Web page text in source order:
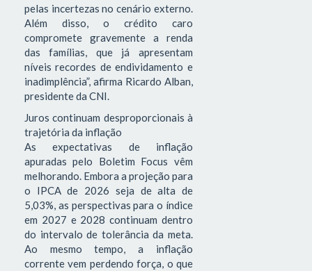
pelas incertezas no cenário externo.
Além disso, o crédito caro
compromete gravemente a renda
das famílias, que já apresentam
níveis recordes de endividamento e
inadimplência”, afirma Ricardo Alban,
presidente da CNI.
Juros continuam desproporcionais à
trajetória da inflação
As expectativas de inflação
apuradas pelo Boletim Focus vêm
melhorando. Embora a projeção para
o IPCA de 2026 seja de alta de
5,03%, as perspectivas para o índice
em 2027 e 2028 continuam dentro
do intervalo de tolerância da meta.
Ao mesmo tempo, a inflação
corrente vem perdendo força, o que